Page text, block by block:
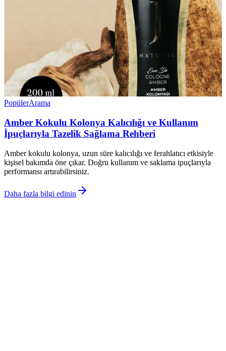
PopülerArama
Amber Kokulu Kolonya Kalıcılığı ve Kullanım
İpuçlarıyla Tazelik Sağlama Rehberi
Amber kokulu kolonya, uzun süre kalıcılığı ve ferahlatıcı etkisiyle
kişisel bakımda öne çıkar. Doğru kullanım ve saklama ipuçlarıyla
performansı artırabilirsiniz.
Daha fazla bilgi edinin